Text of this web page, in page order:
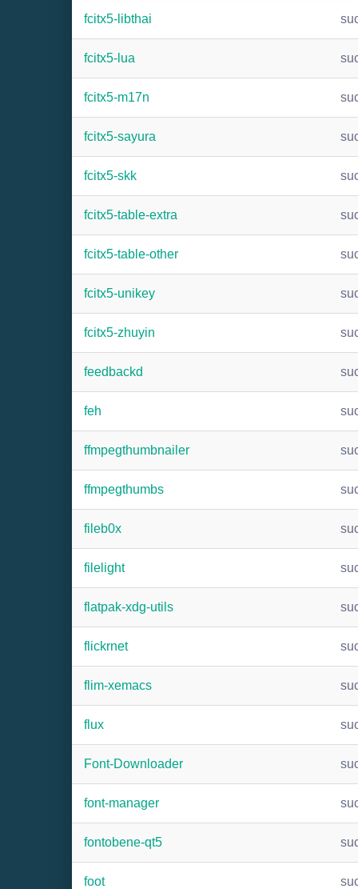
fcitx5-libthai
fcitx5-lua
fcitx5-m17n
fcitx5-sayura
fcitx5-skk
fcitx5-table-extra
fcitx5-table-other
fcitx5-unikey
fcitx5-zhuyin
feedbackd
feh
ffmpegthumbnailer
ffmpegthumbs
fileb0x
filelight
flatpak-xdg-utils
flickrnet
flim-xemacs
flux
Font-Downloader
font-manager
fontobene-qt5
foot